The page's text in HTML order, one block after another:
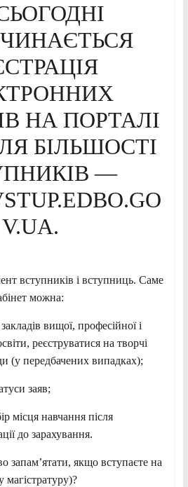
НА ПОРТАЛІ
БІЛЬШОСТІ
—
V.UA.
вступників і вступниць. Саме
можна:
вищої, професійної і
реєструватися на творчі
(у передбачених випадках);
заяв;
місця навчання після
до зарахування.
запамʼятати, якщо вступаєте на
магістратуру)?